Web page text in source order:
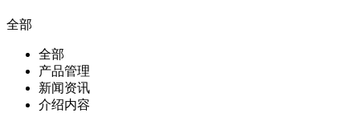
全部
全部
产品管理
新闻资讯
介绍内容